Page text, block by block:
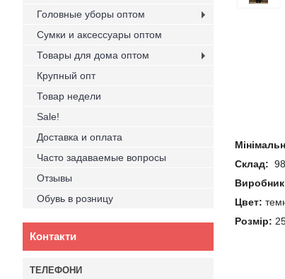
Склад:
Цвет:
Розмір:
Головные уборы оптом
Сумки и аксессуары оптом
Товары для дома оптом
Крупный опт
Товар недели
Sale!
Доставка и оплата
Часто задаваемые вопросы
Отзывы
Обувь в розницу
Контакти